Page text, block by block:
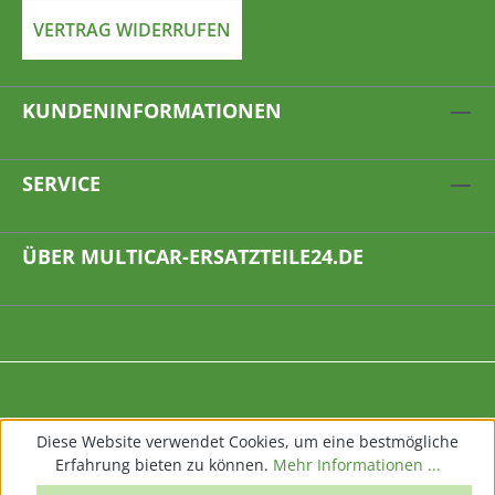
VERTRAG WIDERRUFEN
KUNDENINFORMATIONEN
SERVICE
ÜBER MULTICAR-ERSATZTEILE24.DE
Diese Website verwendet Cookies, um eine bestmögliche
Erfahrung bieten zu können. Mehr Informationen ...